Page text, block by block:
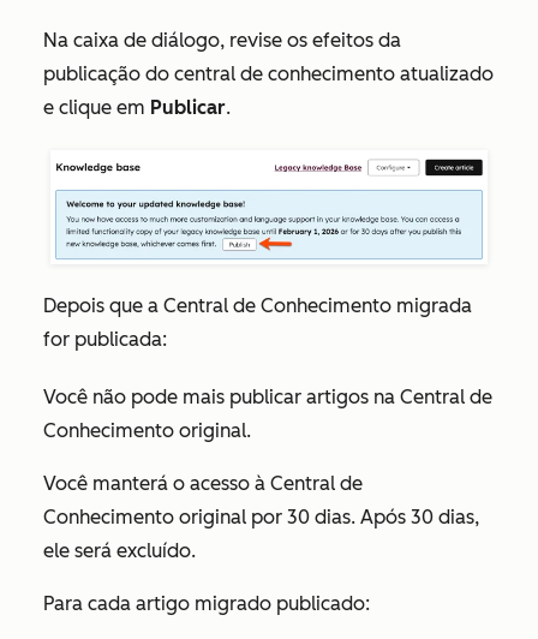
Na caixa de diálogo, revise os efeitos da
publicação do central de conhecimento atualizado
e clique em Publicar.
Depois que a Central de Conhecimento migrada
for publicada:
Você não pode mais publicar artigos na Central de
Conhecimento original.
Você manterá o acesso à Central de
Conhecimento original por 30 dias. Após 30 dias,
ele será excluído.
Para cada artigo migrado publicado: